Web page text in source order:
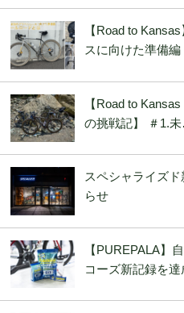
【Road to
スに向けた準備編
【Road to
の挑戦記】 ＃1.
スペシャライズ
らせ
【PUREPALA】
コーズ新記録を